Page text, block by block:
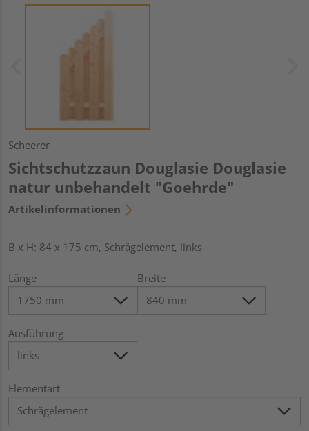
Scheerer
Sichtschutzzaun Douglasie Douglasie
natur unbehandelt "Goehrde"
Artikelinformationen
B x H: 84 x 175 cm, Schrägelement, links
Länge Breite
Ausführung
Elementart